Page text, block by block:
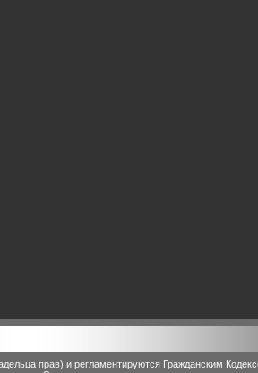
прав) и регламентируются Гражданским